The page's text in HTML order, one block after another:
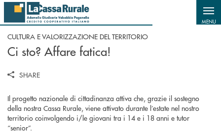
Salta al contenuto principale
MENU
CULTURA E VALORIZZAZIONE DEL TERRITORIO
Ci sto? Affare fatica!
SHARE
Il progetto nazionale di cittadinanza attiva che, grazie il sostegno
della nostra Cassa Rurale, viene attivato durante l’estate nel nostro
territorio coinvolgendo i/le giovani tra i 14 e i 18 anni e tutor
“senior”.